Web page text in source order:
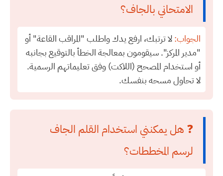
الامتحاني بالجاف؟
الجواب:لا ترتبك، ارفع يدك واطلب "المراقب القاعة" أو
"مدير المركز". سيقومون بمعالجة الخطأ بالتوقيع بجانبه
أو استخدام المصحح (اللاكت) وفق تعليماتهم الرسمية.
لا تحاول مسحه بنفسك.
❓ هل يمكنني استخدام القلم الجاف
لرسم المخططات؟